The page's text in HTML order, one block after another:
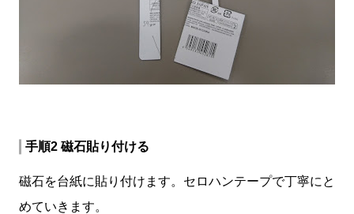
手順2 磁石貼り付ける
磁石を台紙に貼り付けます。セロハンテープで丁寧にと
めていきます。